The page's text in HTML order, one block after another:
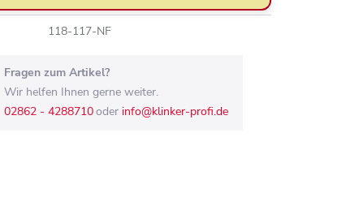
118-117-NF
Fragen zum Artikel?
Wir helfen Ihnen gerne weiter.
02862 - 4288710oder info@klinker-profi.de